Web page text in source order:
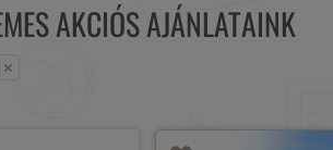
AKCIÓS AJÁNLATAINK
×